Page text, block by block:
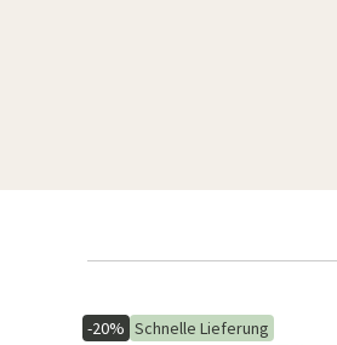
-20% Schnelle Lieferung